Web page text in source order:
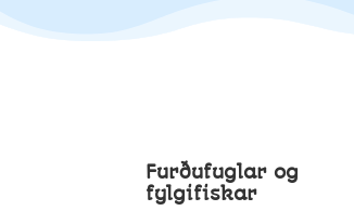
Furðufuglar og
fylgifiskar